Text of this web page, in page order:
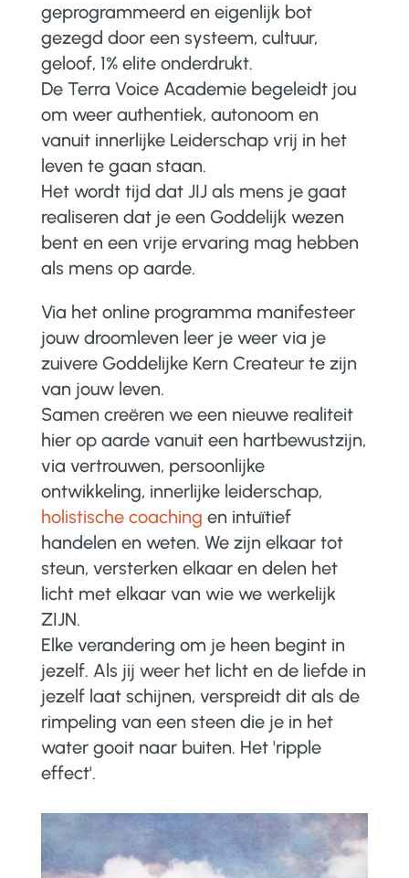
geprogrammeerd en eigenlijk bot
gezegd door een systeem, cultuur,
geloof, 1% elite onderdrukt.
De Terra Voice Academie begeleidt jou
om weer authentiek, autonoom en
vanuit innerlijke Leiderschap vrij in het
leven te gaan staan.
Het wordt tijd dat JIJ als mens je gaat
realiseren dat je een Goddelijk wezen
bent en een vrije ervaring mag hebben
als mens op aarde.
Via het online programma manifesteer
jouw droomleven leer je weer via je
zuivere Goddelijke Kern Createur te zijn
van jouw leven.
Samen creëren we een nieuwe realiteit
hier op aarde vanuit een hartbewustzijn,
via vertrouwen, persoonlijke
ontwikkeling, innerlijke leiderschap,
holistische coaching en intuïtief
handelen en weten. We zijn elkaar tot
steun, versterken elkaar en delen het
licht met elkaar van wie we werkelijk
ZIJN.
Elke verandering om je heen begint in
jezelf. Als jij weer het licht en de liefde in
jezelf laat schijnen, verspreidt dit als de
rimpeling van een steen die je in het
water gooit naar buiten. Het 'ripple
effect'.